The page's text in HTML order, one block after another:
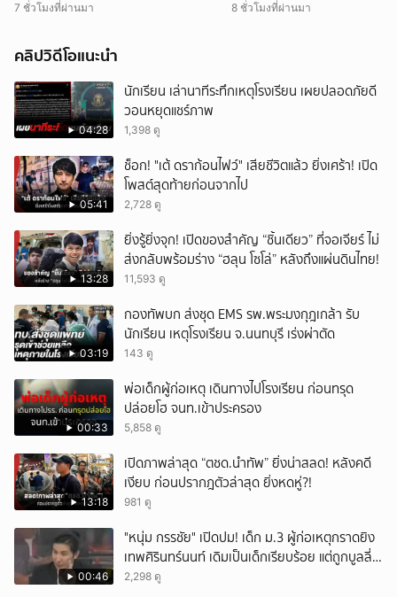
7 ชั่วโมงที่ผ่านมา 8 ชั่วโมงที่ผ่านมา
คลิปวิดีโอแนะนำ
04:28
นักเรียน เล่านาทีระทึกเหตุโรงเรียน เผยปลอดภัยดี
วอนหยุดแชร์ภาพ
1,398 ดู
05:41
ช็อก! "เต้ ดราก้อนไฟว์" เสียชีวิตแล้ว ยิ่งเศร้า! เปิด
โพสต์สุดท้ายก่อนจากไป
2,728 ดู
13:28
ยิ่งรู้ยิ่งจุก! เปิดของสำคัญ “ชิ้นเดียว” ที่จอเจียร์ ไม่
ส่งกลับพร้อมร่าง “ฮลุน โซโล่” หลังถึงแผ่นดินไทย!
11,593 ดู
03:19
กองทัพบก ส่งชุด EMS รพ.พระมงกุฎเกล้า รับ
นักเรียน เหตุโรงเรียน จ.นนทบุรี เร่งผ่าตัด
143 ดู
00:33
พ่อเด็กผู้ก่อเหตุ เดินทางไปโรงเรียน ก่อนทรุด
ปล่อยโฮ จนท.เข้าประครอง
5,858 ดู
13:18
เปิดภาพล่าสุด “ตชด.นำทัพ” ยิ่งน่าสลด! หลังคดี
เงียบ ก่อนปรากฎตัวล่าสุด ยิ่งหดหู่?!
981 ดู
00:46
"หนุ่ม กรรชัย" เปิดปม! เด็ก ม.3 ผู้ก่อเหตุกราดยิง
เทพศิรินทร์นนท์ เดิมเป็นเด็กเรียบร้อย แต่ถูกบูลลี่
หนัก คาดแรงกดดันสะสมกลายเป็นแรงแค้น จนก่อ
2,298 ดู